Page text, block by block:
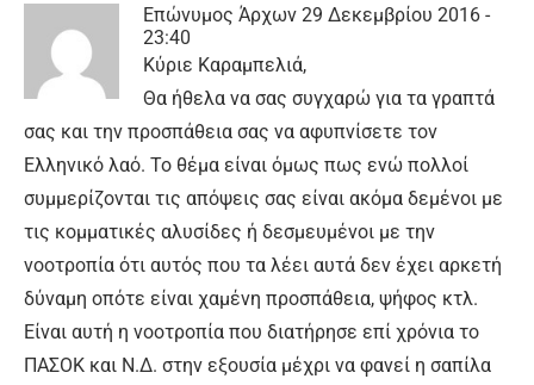
Επώνυμος Άρχων 29 Δεκεμβρίου 2016 -
23:40
Κύριε Καραμπελιά,
Θα ήθελα να σας συγχαρώ για τα γραπτά
σας και την προσπάθεια σας να αφυπνίσετε τον
Ελληνικό λαό. Το θέμα είναι όμως πως ενώ πολλοί
συμμερίζονται τις απόψεις σας είναι ακόμα δεμένοι με
τις κομματικές αλυσίδες ή δεσμευμένοι με την
νοοτροπία ότι αυτός που τα λέει αυτά δεν έχει αρκετή
δύναμη οπότε είναι χαμένη προσπάθεια, ψήφος κτλ.
Είναι αυτή η νοοτροπία που διατήρησε επί χρόνια το
ΠΑΣΟΚ και Ν.Δ. στην εξουσία μέχρι να φανεί η σαπίλα